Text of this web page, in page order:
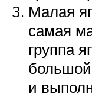
Малая
самая
группа
и